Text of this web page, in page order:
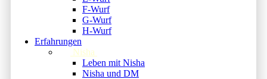
F-Wurf
G-Wurf
H-Wurf
Erfahrungen
Nisha
Leben mit Nisha
Nisha und DM